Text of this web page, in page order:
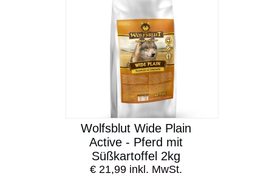
Wolfsblut Wide Plain
Active - Pferd mit
Süßkartoffel 2kg
€ 21,99 inkl. MwSt.